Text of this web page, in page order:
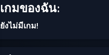
เกมของฉัน:
ยังไม่มีเกม!